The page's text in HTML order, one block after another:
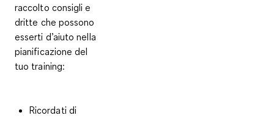
raccolto consigli e
dritte che possono
esserti d’aiuto nella
pianificazione del
tuo training:
Ricordati di